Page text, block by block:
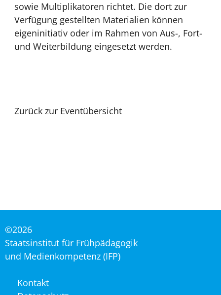
sowie Multiplikatoren richtet. Die dort zur
Verfügung gestellten Materialien können
eigeninitiativ oder im Rahmen von Aus-, Fort-
und Weiterbildung eingesetzt werden.
Zurück zur Eventübersicht
©2026
Staatsinstitut für Frühpädagogik
und Medienkompetenz (IFP)
Navigation
Kontakt